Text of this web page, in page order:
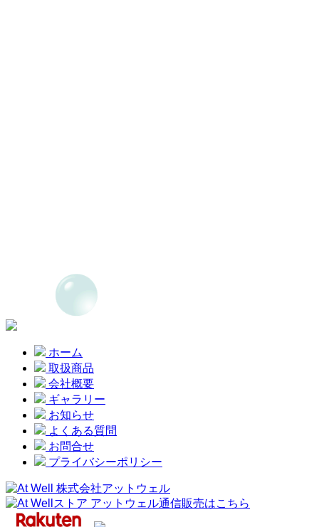
ホーム
取扱商品
会社概要
ギャラリー
お知らせ
よくある質問
お問合せ
プライバシーポリシー